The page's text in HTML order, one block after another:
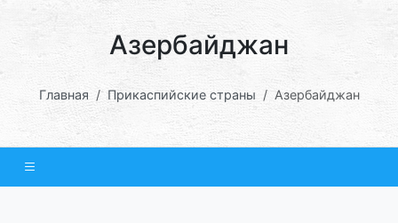
Азербайджан
Главная Прикаспийские страны Азербайджан